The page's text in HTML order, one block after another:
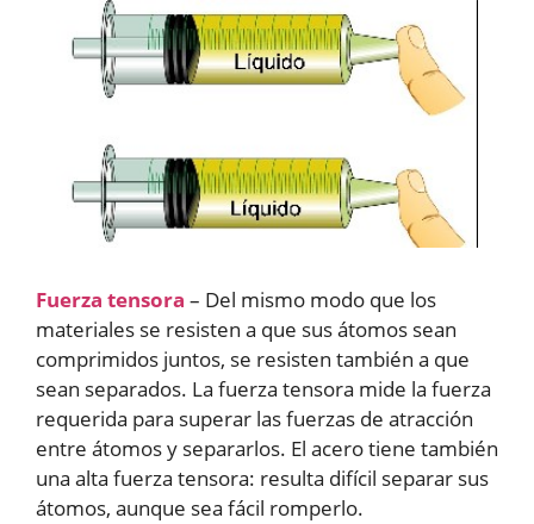
Fuerza tensora – Del mismo modo que los
materiales se resisten a que sus átomos sean
comprimidos juntos, se resisten también a que
sean separados. La fuerza tensora mide la fuerza
requerida para superar las fuerzas de atracción
entre átomos y separarlos. El acero tiene también
una alta fuerza tensora: resulta difícil separar sus
átomos, aunque sea fácil romperlo.